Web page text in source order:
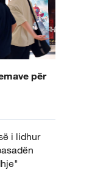
për
i lidhur